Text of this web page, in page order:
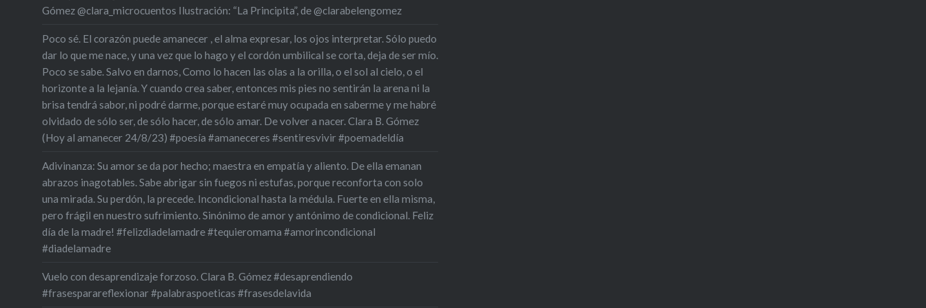
Gómez @clara_microcuentos Ilustración: “La Principita”, de @clarabelengomez
Poco sé. El corazón puede amanecer , el alma expresar, los ojos interpretar. Sólo puedo
dar lo que me nace, y una vez que lo hago y el cordón umbilical se corta, deja de ser mío.
Poco se sabe. Salvo en darnos, Como lo hacen las olas a la orilla, o el sol al cielo, o el
horizonte a la lejanía. Y cuando crea saber, entonces mis pies no sentirán la arena ni la
brisa tendrá sabor, ni podré darme, porque estaré muy ocupada en saberme y me habré
olvidado de sólo ser, de sólo hacer, de sólo amar. De volver a nacer. Clara B. Gómez
(Hoy al amanecer 24/8/23) #poesía #amaneceres #sentiresvivir #poemadeldía
Adivinanza: Su amor se da por hecho; maestra en empatía y aliento. De ella emanan
abrazos inagotables. Sabe abrigar sin fuegos ni estufas, porque reconforta con solo
una mirada. Su perdón, la precede. Incondicional hasta la médula. Fuerte en ella misma,
pero frágil en nuestro sufrimiento. Sinónimo de amor y antónimo de condicional. Feliz
día de la madre! #felizdiadelamadre #tequieromama #amorincondicional
#diadelamadre
Vuelo con desaprendizaje forzoso. Clara B. Gómez #desaprendiendo
#frasesparareflexionar #palabraspoeticas #frasesdelavida